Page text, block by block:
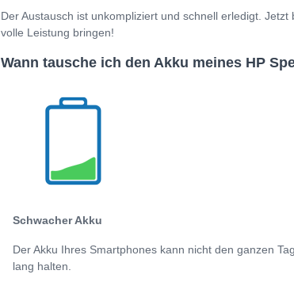
Der Austausch ist unkompliziert und schnell erledigt.
volle Leistung bringen!
Wann tausche ich den Akku meines HP
Schwacher Akku
Der Akku Ihres Smartphones kann nicht den ganzen Tag
lang halten.